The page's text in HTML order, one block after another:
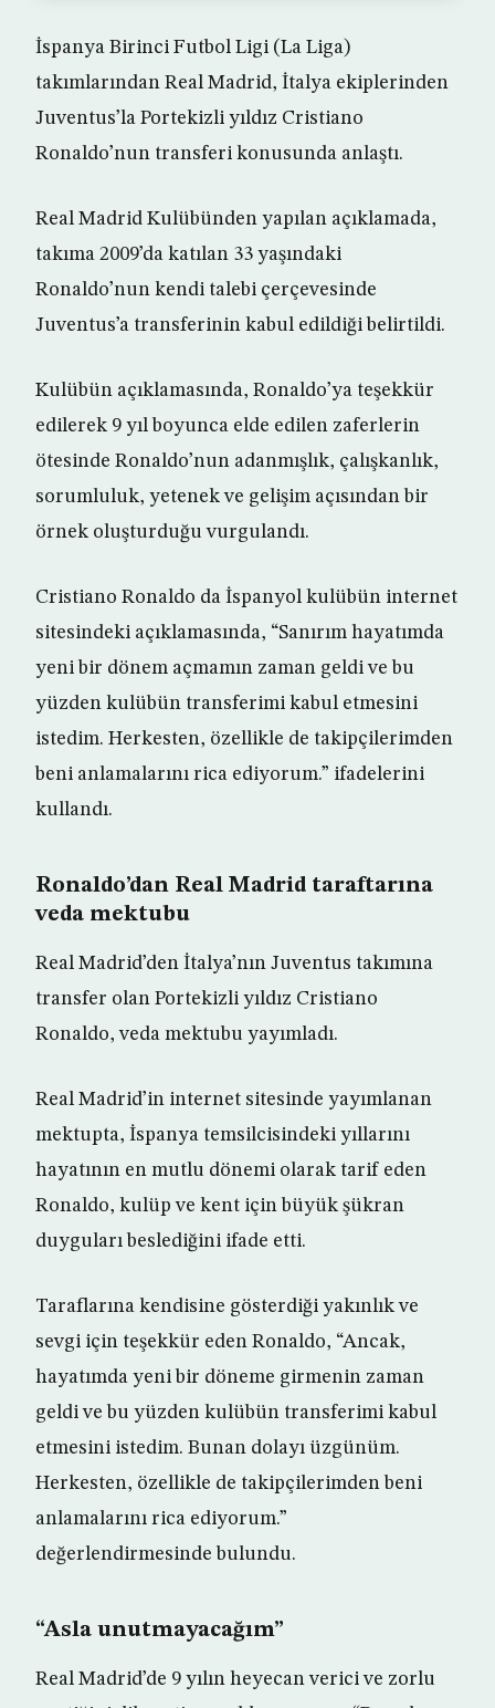
İspanya Birinci Futbol Ligi (La Liga)
takımlarından Real Madrid, İtalya ekiplerinden
Juventus’la Portekizli yıldız Cristiano
Ronaldo’nun transferi konusunda anlaştı.
Real Madrid Kulübünden yapılan açıklamada,
takıma 2009’da katılan 33 yaşındaki
Ronaldo’nun kendi talebi çerçevesinde
Juventus’a transferinin kabul edildiği belirtildi.
Kulübün açıklamasında, Ronaldo’ya teşekkür
edilerek 9 yıl boyunca elde edilen zaferlerin
ötesinde Ronaldo’nun adanmışlık, çalışkanlık,
sorumluluk, yetenek ve gelişim açısından bir
örnek oluşturduğu vurgulandı.
Cristiano Ronaldo da İspanyol kulübün internet
sitesindeki açıklamasında, “Sanırım hayatımda
yeni bir dönem açmamın zaman geldi ve bu
yüzden kulübün transferimi kabul etmesini
istedim. Herkesten, özellikle de takipçilerimden
beni anlamalarını rica ediyorum.” ifadelerini
kullandı.
Ronaldo’dan Real Madrid taraftarına
veda mektubu
Real Madrid’den İtalya’nın Juventus takımına
transfer olan Portekizli yıldız Cristiano
Ronaldo, veda mektubu yayımladı.
Real Madrid’in internet sitesinde yayımlanan
mektupta, İspanya temsilcisindeki yıllarını
hayatının en mutlu dönemi olarak tarif eden
Ronaldo, kulüp ve kent için büyük şükran
duyguları beslediğini ifade etti.
Taraflarına kendisine gösterdiği yakınlık ve
sevgi için teşekkür eden Ronaldo, “Ancak,
hayatımda yeni bir döneme girmenin zaman
geldi ve bu yüzden kulübün transferimi kabul
etmesini istedim. Bunan dolayı üzgünüm.
Herkesten, özellikle de takipçilerimden beni
anlamalarını rica ediyorum.”
değerlendirmesinde bulundu.
“Asla unutmayacağım”
Real Madrid’de 9 yılın heyecan verici ve zorlu